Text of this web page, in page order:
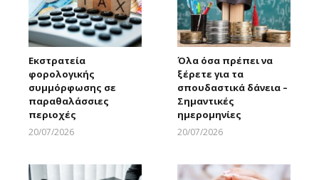
Εκστρατεία
φορολογικής
συμμόρφωσης σε
παραθαλάσσιες
περιοχές
20/07/2026
Όλα όσα πρέπει να
ξέρετε για τα
σπουδαστικά δάνεια –
Σημαντικές
ημερομηνίες
20/07/2026